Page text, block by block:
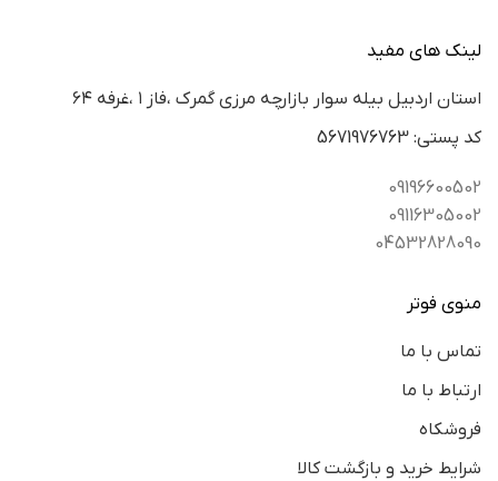
لینک های مفید
استان اردبيل بيله سوار بازارچه مرزي گمرك ،فاز ١ ،غرفه ٦٤
كد پستي: 5671976763
09196600502
09116305002
04532828090
منوی فوتر
تماس با ما
ارتباط با ما
فروشکاه
شرایط خرید و بازگشت کالا